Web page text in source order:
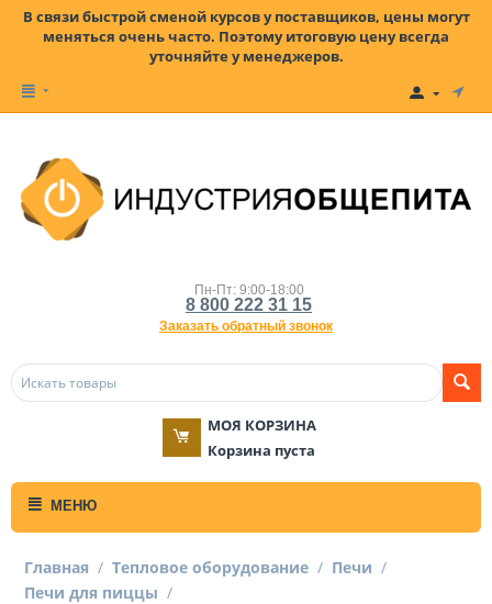
В связи быстрой сменой курсов у поставщиков, цены могут
меняться очень часто. Поэтому итоговую цену всегда
уточняйте у менеджеров.
Пн-Пт: 9:00-18:00
8 800 222 31 15
Заказать обратный звонок
МОЯ КОРЗИНА
Корзина пуста
МЕНЮ
Главная / Тепловое оборудование / Печи /
Печи для пиццы /